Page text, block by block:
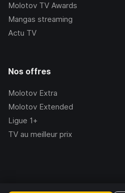
Molotov TV Awards
Mangas streaming
Actu TV
Nos offres
Molotov Extra
Molotov Extended
Ligue 1+
TV au meilleur prix